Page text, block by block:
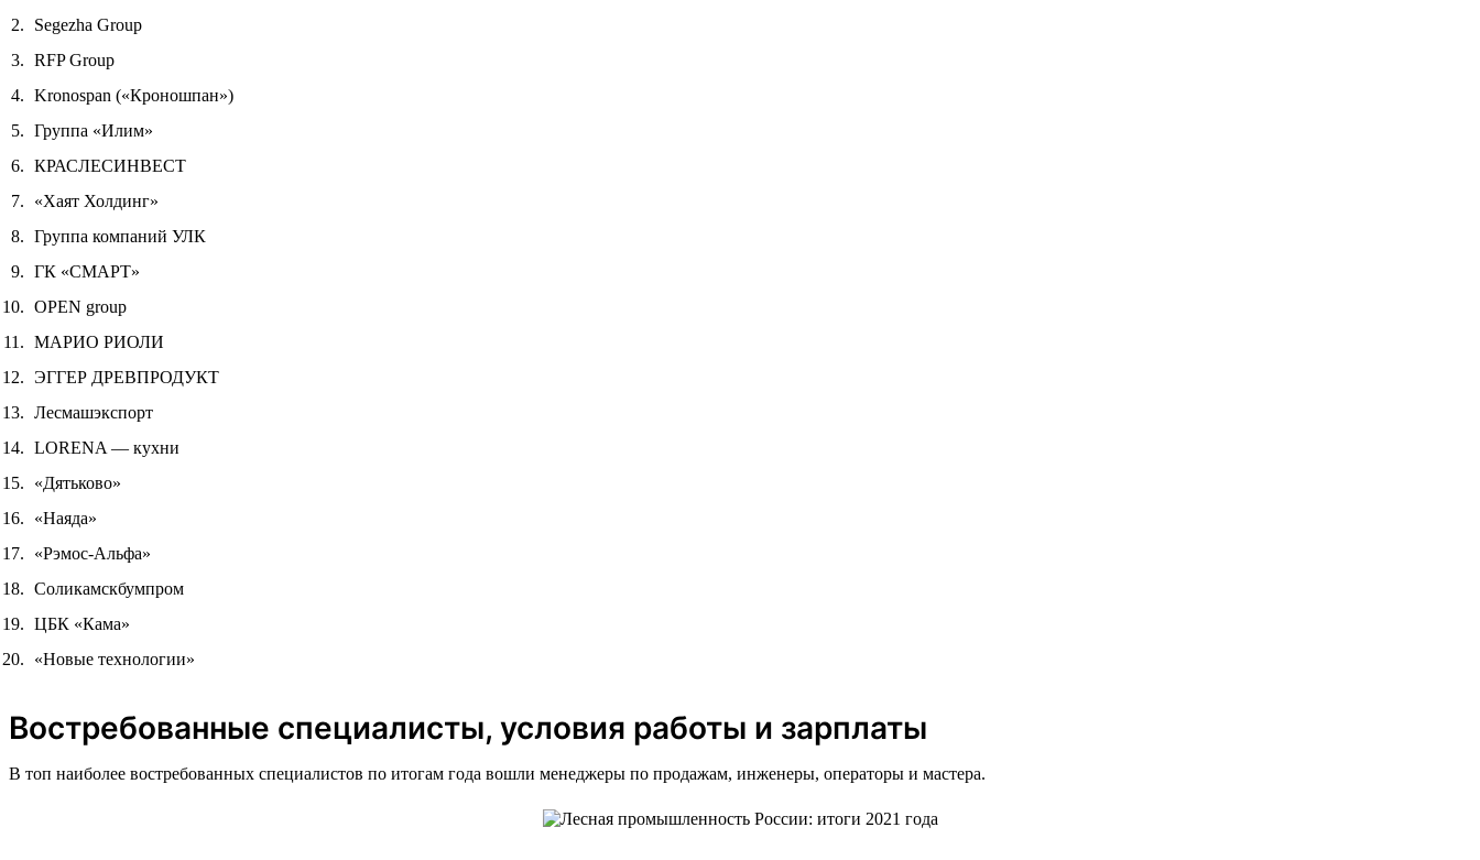
Segezha Group
RFP Group
Kronospan («Кроношпан»)
Группа «Илим»
КРАСЛЕСИНВЕСТ
«Хаят Холдинг»
Группа компаний УЛК
ГК «СМАРТ»
OPEN group
МАРИО РИОЛИ
ЭГГЕР ДРЕВПРОДУКТ
Лесмашэкспорт
LORENA — кухни
«Дятьково»
«Наяда»
«Рэмос-Альфа»
Соликамскбумпром
ЦБК «Кама»
«Новые технологии»
Востребованные специалисты, условия работы и зарплаты
В топ наиболее востребованных специалистов по итогам года вошли менеджеры по продажам, инженеры, операторы и мастера.